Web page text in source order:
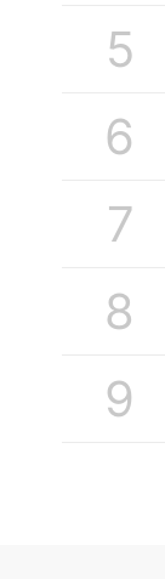
5
6
7
8
9